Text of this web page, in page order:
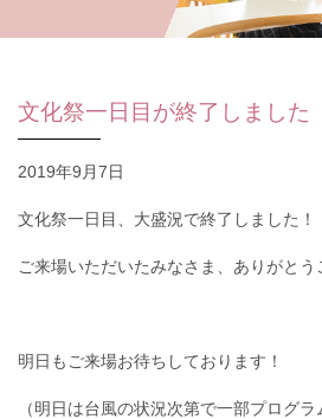
文化祭一日目が終了しました
2019年9月7日
文化祭一日目、大盛況で終了しました！
ご来場いただいたみなさま、ありがとう
明日もご来場お待ちしております！
（明日は台風の状況次第で一部プログ